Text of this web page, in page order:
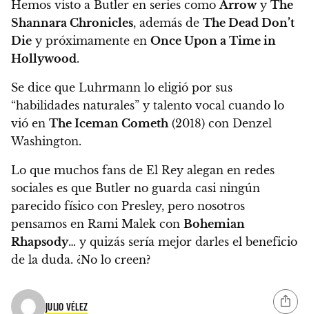
Hemos visto a Butler en series como Arrowy The
Shannara Chronicles, además de The Dead Don’t
Die y próximamente en Once Upon a Time in
Hollywood.
Se dice que Luhrmann lo eligió por sus
“habilidades naturales” y talento vocal cuando lo
vió en The Iceman Cometh (2018) con Denzel
Washington.
Lo que muchos fans de El Rey alegan en redes
sociales es que Butler no guarda casi ningún
parecido físico con Presley, pero nosotros
pensamos en Rami Malek con Bohemian
Rhapsody… y quizás sería mejor darles el beneficio
de la duda. ¿No lo creen?
JULIO VÉLEZ